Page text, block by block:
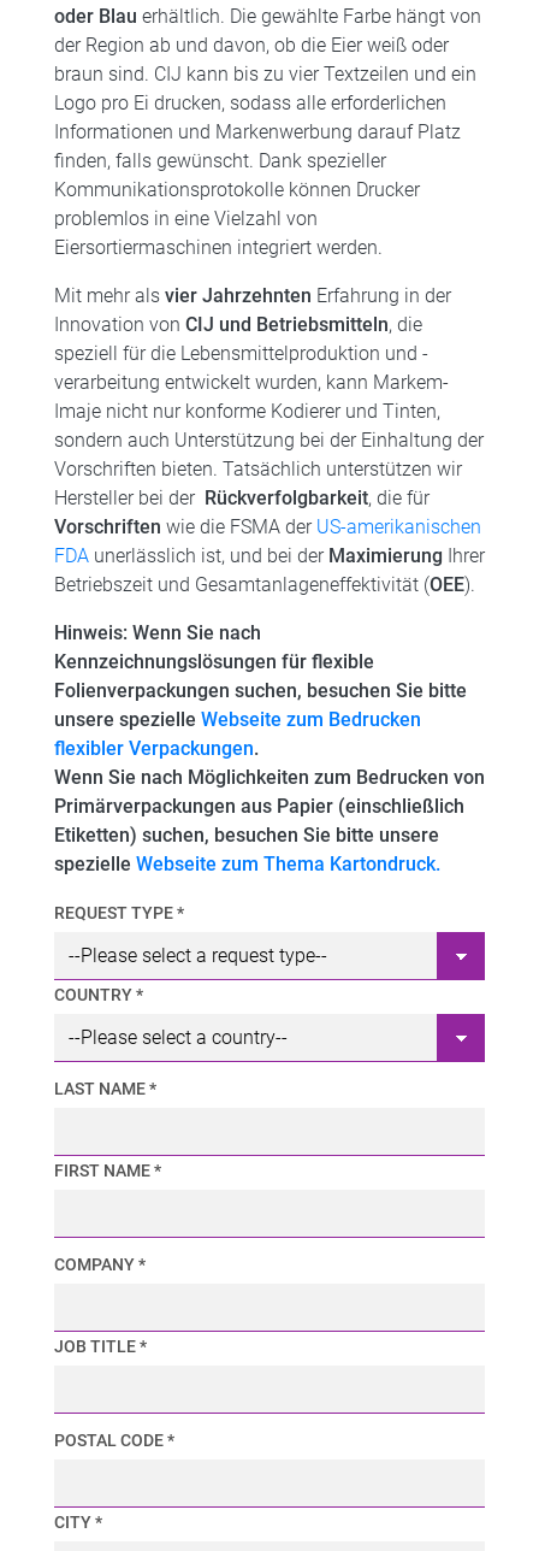
oder Blau erhältlich. Die gewählte Farbe hängt von
der Region ab und davon, ob die Eier weiß oder
braun sind. CIJ kann bis zu vier Textzeilen und ein
Logo pro Ei drucken, sodass alle erforderlichen
Informationen und Markenwerbung darauf Platz
finden, falls gewünscht. Dank spezieller
Kommunikationsprotokolle können Drucker
problemlos in eine Vielzahl von
Eiersortiermaschinen integriert werden.
Mit mehr als vier Jahrzehnten Erfahrung in der
Innovation von CIJ und Betriebsmitteln, die
speziell für die Lebensmittelproduktion und -
verarbeitung entwickelt wurden, kann Markem-
Imaje nicht nur konforme Kodierer und Tinten,
sondern auch Unterstützung bei der Einhaltung der
Vorschriften bieten. Tatsächlich unterstützen wir
Hersteller bei der Rückverfolgbarkeit, die für
Vorschriften wie die FSMA der US-amerikanischen
FDAunerlässlich ist, und bei der Maximierung Ihrer
Betriebszeit und Gesamtanlageneffektivität (OEE).
Hinweis: Wenn Sie nach
Kennzeichnungslösungen für flexible
Folienverpackungen suchen, besuchen Sie bitte
unsere spezielle Webseite zum Bedrucken
flexibler Verpackungen.
Wenn Sie nach Möglichkeiten zum Bedrucken von
Primärverpackungen aus Papier (einschließlich
Etiketten) suchen, besuchen Sie bitte unsere
spezielle Webseite zum Thema Kartondruck.
REQUEST TYPE *
COUNTRY *
LAST NAME *
FIRST NAME *
COMPANY *
JOB TITLE *
POSTAL CODE *
CITY *